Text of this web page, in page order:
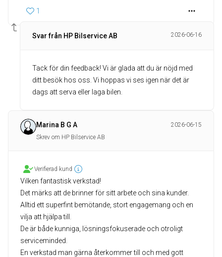
1
Svar från HP Bilservice AB 2026-06-16
Tack för din feedback! Vi är glada att du är nöjd med
ditt besök hos oss. Vi hoppas vi ses igen när det är
dags att serva eller laga bilen.
Marina B G A
2026-06-15
Skrev om HP Bilservice AB
Verifierad kund
Vilken fantastisk verkstad!
Det märks att de brinner för sitt arbete och sina kunder.
Alltid ett superfint bemötande, stort engagemang och en
vilja att hjälpa till.
De är både kunniga, lösningsfokuserade och otroligt
serviceminded.
En verkstad man gärna återkommer till och med gott